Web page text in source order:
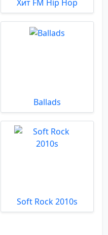
Хит FM Hip Hop
Ballads
Soft Rock 2010s